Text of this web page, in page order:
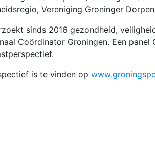
Vereniging Groninger
sinds 2016 gezondheid,
Coördinator Groningen. Een
is te vinden op